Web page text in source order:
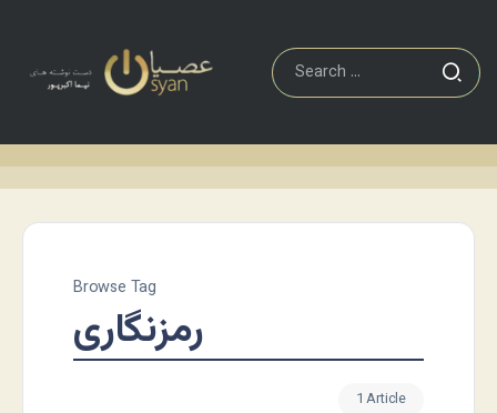
Browse Tag
رمزنگاری
1 Article